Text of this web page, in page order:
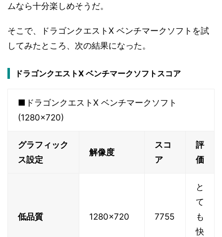
ムなら十分楽しめそうだ。
そこで、ドラゴンクエストX ベンチマークソフトを試
してみたところ、次の結果になった。
ドラゴンクエストX ベンチマークソフトスコア
■ドラゴンクエストX ベンチマークソフト
(1280×720)
グラフィック
ス設定
解像度
スコ
ア
評
価
低品質 1280x720 7755
と
て
も
快